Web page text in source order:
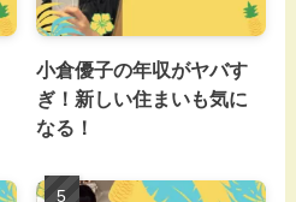
小倉優子の年収がヤバす
ぎ！新しい住まいも気に
なる！